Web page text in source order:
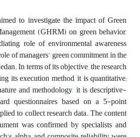
to investigate the impact of Green
(GHRM) on green behavior,
role of environmental awareness
of managers’ green commitment in the
In terms of its objective, the research
its execution method, it is quantitative;
and methodology, it is descriptive-
questionnaires based on a 5-point
to collect research data. The content
was confirmed by specialists and